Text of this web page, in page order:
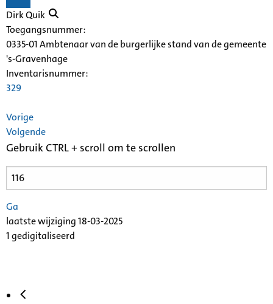
Dirk Quik
Toegangsnummer:
0335-01 Ambtenaar van de burgerlijke stand van de gemeente
's-Gravenhage
Inventarisnummer:
329
Vorige
Volgende
Gebruik CTRL + scroll om te scrollen
Ga
laatste wijziging 18-03-2025
1 gedigitaliseerd